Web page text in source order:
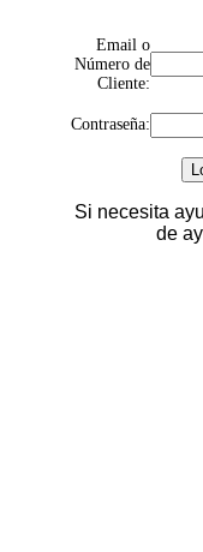
Email o
Número de
Cliente:
Contraseña:
Si necesita
de